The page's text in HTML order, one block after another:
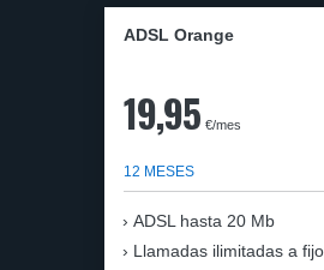
ADSL Orange
19,95 €/mes
12 MESES
ADSL hasta 20 Mb
Llamadas ilimitadas a